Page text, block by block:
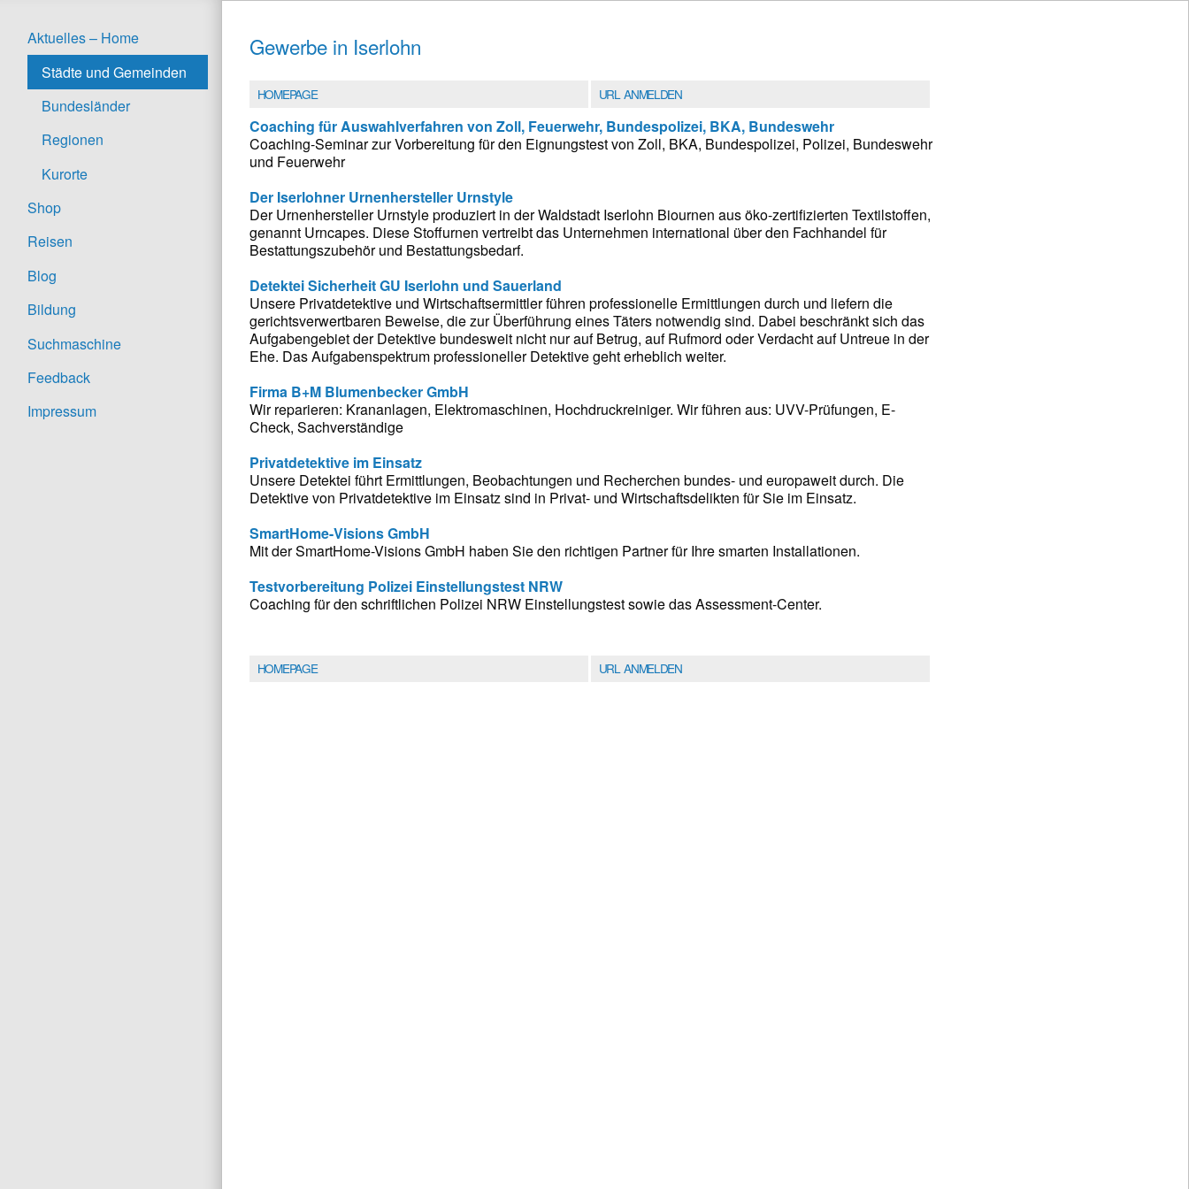
Aktuelles – Home
Städte und Gemeinden
Bundesländer
Regionen
Kurorte
Shop
Reisen
Blog
Bildung
Suchmaschine
Feedback
Impressum
Gewerbe in Iserlohn
HOMEPAGE URL ANMELDEN
Coaching für Auswahlverfahren von Zoll, Feuerwehr, Bundespolizei, BKA, Bundeswehr
Coaching-Seminar zur Vorbereitung für den Eignungstest von Zoll, BKA, Bundespolizei, Polizei, Bundeswehr
und Feuerwehr
Der Iserlohner Urnenhersteller Urnstyle
Der Urnenhersteller Urnstyle produziert in der Waldstadt Iserlohn Biournen aus öko-zertifizierten Textilstoffen,
genannt Urncapes. Diese Stoffurnen vertreibt das Unternehmen international über den Fachhandel für
Bestattungszubehör und Bestattungsbedarf.
Detektei Sicherheit GU Iserlohn und Sauerland
Unsere Privatdetektive und Wirtschaftsermittler führen professionelle Ermittlungen durch und liefern die
gerichtsverwertbaren Beweise, die zur Überführung eines Täters notwendig sind. Dabei beschränkt sich das
Aufgabengebiet der Detektive bundesweit nicht nur auf Betrug, auf Rufmord oder Verdacht auf Untreue in der
Ehe. Das Aufgabenspektrum professioneller Detektive geht erheblich weiter.
Firma B+M Blumenbecker GmbH
Wir reparieren: Krananlagen, Elektromaschinen, Hochdruckreiniger. Wir führen aus: UVV-Prüfungen, E-
Check, Sachverständige
Privatdetektive im Einsatz
Unsere Detektei führt Ermittlungen, Beobachtungen und Recherchen bundes- und europaweit durch. Die
Detektive von Privatdetektive im Einsatz sind in Privat- und Wirtschaftsdelikten für Sie im Einsatz.
SmartHome-Visions GmbH
Mit der SmartHome-Visions GmbH haben Sie den richtigen Partner für Ihre smarten Installationen.
Testvorbereitung Polizei Einstellungstest NRW
Coaching für den schriftlichen Polizei NRW Einstellungstest sowie das Assessment-Center.
HOMEPAGE URL ANMELDEN